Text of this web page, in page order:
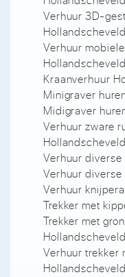
Verhuur 3D-
Hollandscheveld
Verhuur
Hollandscheveld
Kraanverhuur
Minigraver
Midigraver
Verhuur zware
Hollandscheveld
Verhuur
Verhuur
Verhuur
Trekker met
Trekker met
Hollandscheveld
Verhuur trekker
Hollandscheveld